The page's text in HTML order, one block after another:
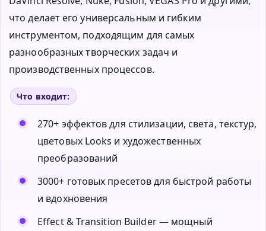
что делает его универсальным и гибким
инструментом, подходящим для самых
разнообразных творческих задач и
производственных процессов.
Что входит:
270+ эффектов для стилизации, света, текстур,
цветовых Looks и художественных
преобразований
3000+ готовых пресетов для быстрой работы
и вдохновения
Effect & Transition Builder — мощный